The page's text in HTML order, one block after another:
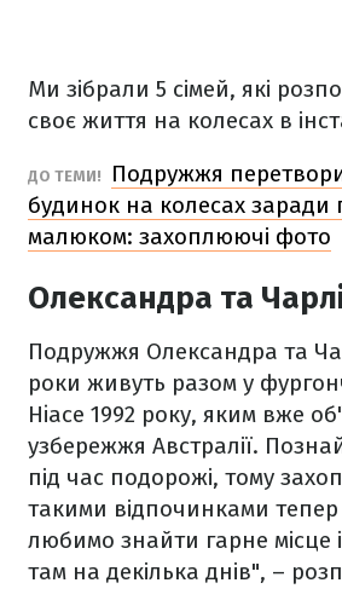
Ми зібрали 5 сімей, які
своє життя на колесах в
ДО ТЕМИ!
Подружжя
будинок на колесах заради
малюком: захоплюючі фото
Олександра та
Подружжя Олександра та
роки живуть разом у
Hiace 1992 року, яким вже
узбережжя Австралії.
під час подорожі, тому
такими відпочинками
любимо знайти гарне місце
там на декілька днів", –